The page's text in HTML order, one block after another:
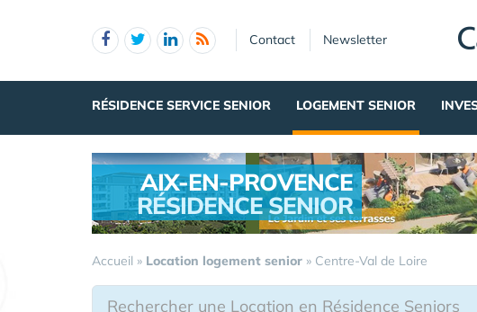
Contact Newsletter
RÉSIDENCE SERVICE SENIOR LOGEMENT SENIOR
AIX-EN-PROVENCE
RÉSIDENCE SENIOR
Accueil » Location logement senior » Centre-Val de Loire